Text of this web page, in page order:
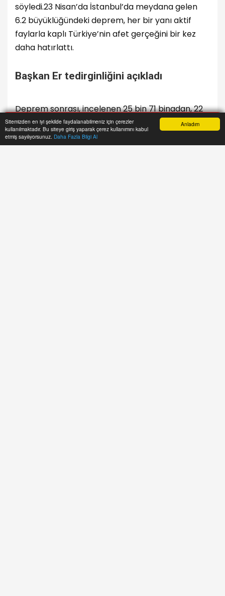
Anladım
Sitemizden en iyi şekilde faydalanabilmeniz için çerezler
kullanılmaktadır. Bu siteye giriş yaparak çerez kullanımını kabul
etmiş sayılıyorsunuz. Daha Fazla Bilgi Al
söyledi.23 Nisan’da İstanbul’da meydana gelen
6.2 büyüklüğündeki deprem, her bir yanı aktif
faylarla kaplı Türkiye’nin afet gerçeğini bir kez
daha hatırlattı.
Başkan Er tedirginliğini açıkladı
Deprem sonrası, incelenen 25 bin 71 binadan, 22
bin 89’unun hasar almadığı, 2 bin 928 binanın az
hasarlı olduğu belirtildi. Yaşanan bu afetle ilgili
değerlendirmede bulunan Büyükşehir Belediye
Anasayfa Yazarlar Haber Ara İhbar Hattı Menu